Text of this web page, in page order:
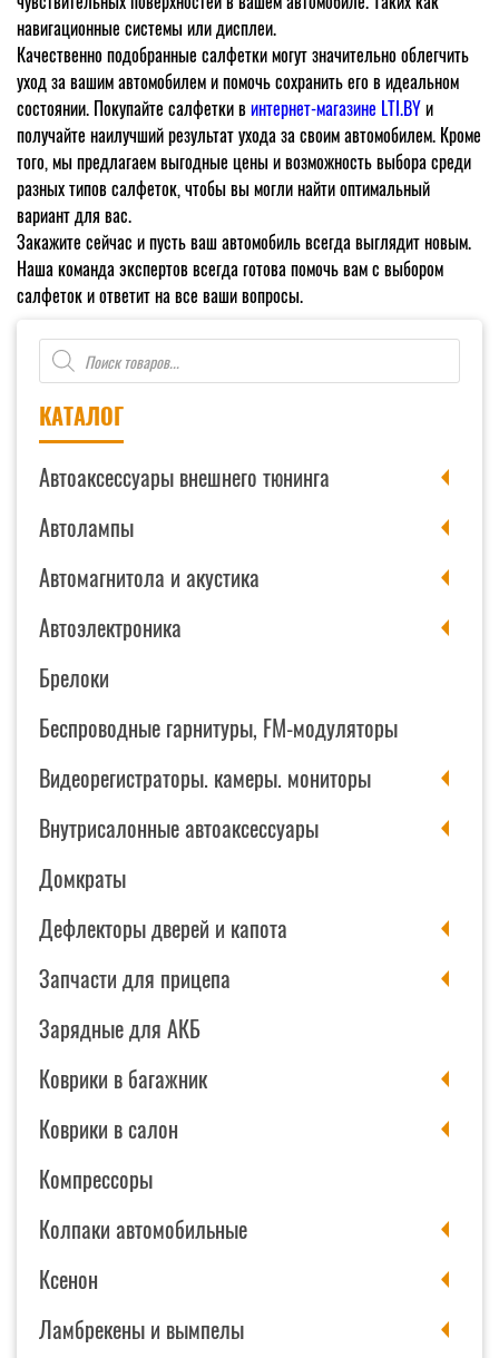
Поиск
товаров
КАТАЛОГ
Автоаксессуары внешнего тюнинга
Автолампы
Автомагнитола и акустика
Автоэлектроника
Брелоки
Беспроводные гарнитуры, FM-модуляторы
Видеорегистраторы. камеры. мониторы
Внутрисалонные автоаксессуары
Домкраты
Дефлекторы дверей и капота
Запчасти для прицепа
Зарядные для АКБ
Коврики в багажник
Коврики в салон
Компрессоры
Колпаки автомобильные
Ксенон
Ламбрекены и вымпелы
навигационные системы или дисплеи.
Качественно подобранные салфетки могут значительно облегчить
уход за вашим автомобилем и помочь сохранить его в идеальном
состоянии. Покупайте салфетки винтернет-магазине LTI.BYи
получайте наилучший результат ухода за своим автомобилем. Кроме
того, мы предлагаем выгодные цены и возможность выбора среди
разных типов салфеток, чтобы вы могли найти оптимальный
вариант для вас.
Закажите сейчас и пусть ваш автомобиль всегда выглядит новым.
Наша команда экспертов всегда готова помочь вам с выбором
салфеток и ответит на все ваши вопросы.